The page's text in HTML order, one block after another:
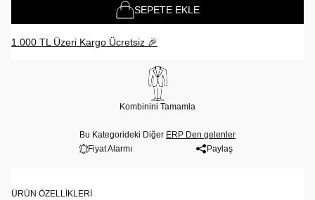
SEPETE EKLE
1.000 TL Üzeri Kargo Ücretsiz 🎉
Kombinini Tamamla
Bu Kategorideki Diğer ERP Den gelenler
Fiyat Alarmı
Paylaş
ÜRÜN ÖZELLIKLERI